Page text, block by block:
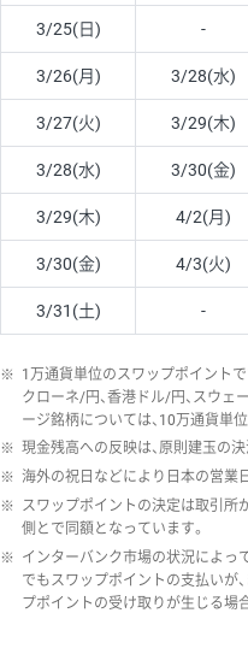
3/25(日) -
3/26(月) 3/28(水)
3/27(火) 3/29(木)
3/28(水) 3/30(金)
3/29(木) 4/2(月)
3/30(金) 4/3(火)
3/31(土) -
※ 1万通貨単位のスワップポイントで
クローネ/円、香港ドル/円、スウ
ージ銘柄については、10万通貨単位
※ 現金残高への反映は、原則建玉の
※ 海外の祝日などにより日本の営業
※ スワップポイントの決定は取引所
側とで同額となっています。
※ インターバンク市場の状況によっ
でもスワップポイントの支払いが
プポイントの受け取りが生じる場